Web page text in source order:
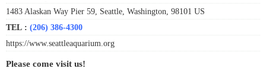
1483 Alaskan Way Pier 59, Seattle, Washington, 98101 US
TEL : (206) 386-4300
https://www.seattleaquarium.org
Please come visit us!